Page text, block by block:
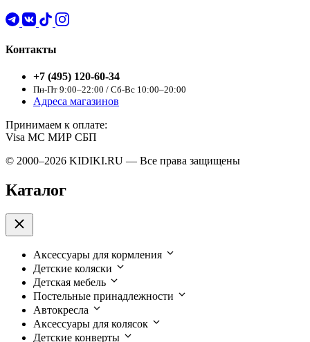
Контакты
+7 (495) 120-60-34
Пн-Пт 9:00–22:00 / Сб-Вс 10:00–20:00
Адреса магазинов
Принимаем к оплате:
Visa MC МИР СБП
© 2000–2026 KIDIKI.RU — Все права защищены
Каталог
Аксессуары для кормления
Детские коляски
Детская мебель
Постельные принадлежности
Автокресла
Аксессуары для колясок
Детские конверты